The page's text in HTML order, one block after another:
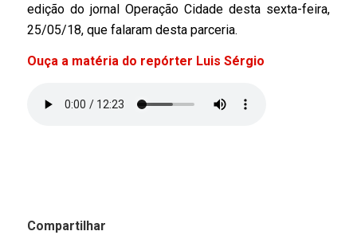
edição do jornal Operação Cidade desta sexta-feira,
25/05/18, que falaram desta parceria.
Ouça a matéria do repórter Luis Sérgio
Compartilhar